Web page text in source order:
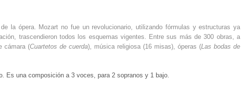
la ópera. Mozart no fue un revolucionario, utilizando fórmulas y estructuras ya
trascendieron todos los esquemas vigentes. Entre sus más de 300 obras, a
cámara (Cuartetos de cuerda), música religiosa (16 misas), óperas (Las bodas de
Es una composición a 3 voces, para 2 sopranos y 1 bajo.